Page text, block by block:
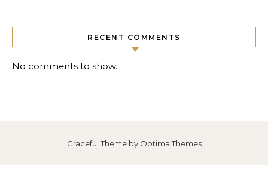
RECENT COMMENTS
No comments to show.
Graceful Theme by Optima Themes